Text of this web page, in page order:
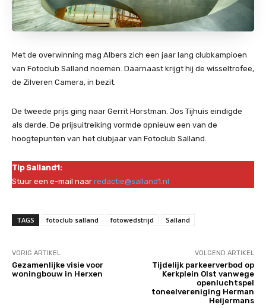
Met de overwinning mag Albers zich een jaar lang clubkampioen
van Fotoclub Salland noemen. Daarnaast krijgt hij de wisseltrofee,
de Zilveren Camera, in bezit.
De tweede prijs ging naar Gerrit Horstman. Jos Tijhuis eindigde
als derde. De prijsuitreiking vormde opnieuw een van de
hoogtepunten van het clubjaar van Fotoclub Salland.
Tip Salland1:
Stuur een e-mail naar redactie@salland1.nl
TAGS fotoclub salland fotowedstrijd Salland
VORIG ARTIKEL
Gezamenlijke visie voor
woningbouw in Herxen
VOLGEND ARTIKEL
Tijdelijk parkeerverbod op
Kerkplein Olst vanwege
openluchtspel
toneelvereniging Herman
Heijermans